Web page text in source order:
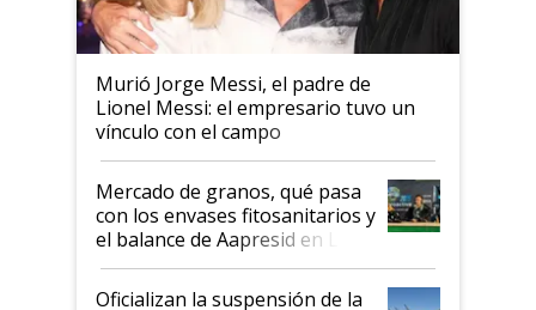
Murió Jorge Messi, el padre de
Lionel Messi: el empresario tuvo un
vínculo con el campo
Mercado de granos, qué pasa
con los envases fitosanitarios y
el balance de Aapresid en La
Posta
Oficializan la suspensión de la